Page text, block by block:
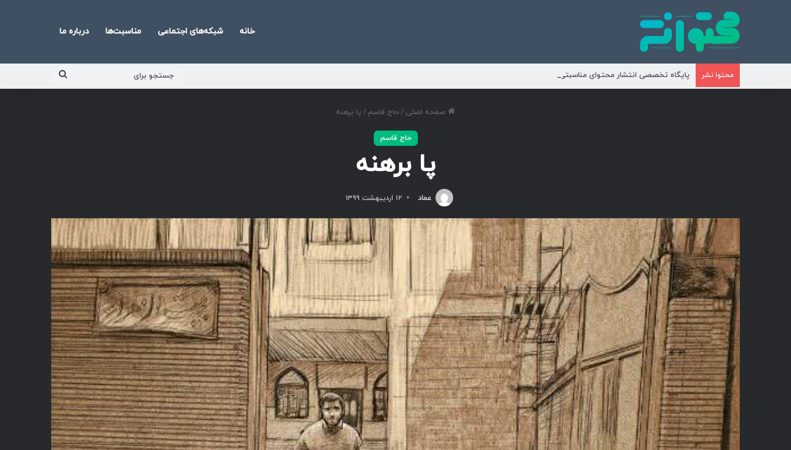
خانه شبکه‌های اجتماعی مناسبت‌ها درباره ما
محتوا نشر پایگاه تخصصی انتشار محتوای مناسبتی و موضوعی
صفحه اصلی /حاج قاسم / پا برهنه
حاج قاسم
پا برهنه
عماد ۱۲ اردیبهشت ۱۳۹۹